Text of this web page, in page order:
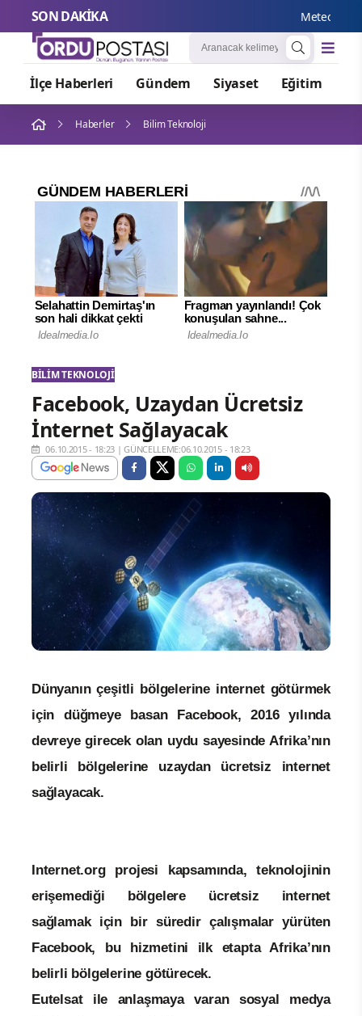
SON DAKİKA
İlçe Haberleri Gündem Siyaset Eğitim
Haberler Bilim Teknoloji
BILIM TEKNOLOJI
Facebook, Uzaydan Ücretsiz
İnternet Sağlayacak
06.10.2015 - 18:23 |GÜNCELLEME:06.10.2015 - 18:23
Dünyanın çeşitli bölgelerine internet götürmek
için düğmeye basan Facebook, 2016 yılında
devreye girecek olan uydu sayesinde Afrika’nın
belirli bölgelerine uzaydan ücretsiz internet
sağlayacak.
Internet.org projesi kapsamında, teknolojinin
erişemediği bölgelere ücretsiz internet
sağlamak için bir süredir çalışmalar yürüten
Facebook, bu hizmetini ilk etapta Afrika’nın
belirli bölgelerine götürecek.
Eutelsat ile anlaşmaya varan sosyal medya